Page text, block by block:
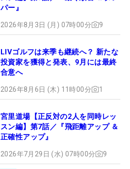
パー』
2026年8月3日 (月) 07時00分 9
LIVゴルフは来季も継続へ？ 新たな
投資家を獲得と発表、9月には最終
合意へ
2026年8月6日 (木) 11時00分 1
宮里道場【正反対の2人を同時レッ
スン編】第7話／『飛距離アップ ＆
正確性アップ』
2026年7月29日 (水) 07時00分 9